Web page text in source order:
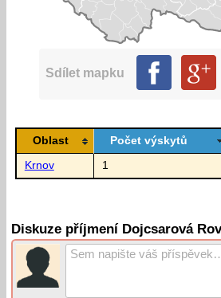
Sdílet mapku
Oblast Počet výskytů
Krnov 1
Diskuze příjmení Dojcsarová